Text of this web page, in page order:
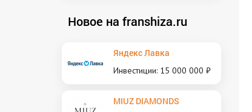
Новое на franshiza.ru
Яндекс Лавка
Инвестиции: 15 000 000 ₽
MIUZ DIAMONDS